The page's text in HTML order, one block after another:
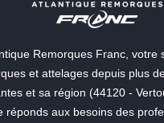
Remorques Franc, votre
et attelages depuis plus
et sa région (44120 -
réponds aux besoins des